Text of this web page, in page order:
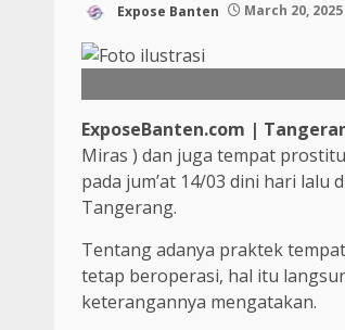
Expose Banten March 20, 2025
ExposeBanten.com |
Miras ) dan juga tempat
pada jum’at 14/03 dini hari
Tangerang.
Tentang adanya praktek
tetap beroperasi, hal itu
keterangannya mengatakan.